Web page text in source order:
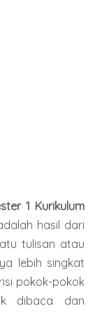
1 Kurikulum
hasil dari
tulisan atau
lebih singkat
pokok-pokok
dibaca dan